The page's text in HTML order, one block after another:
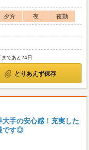
夕方 夜
夜勤
まであと24日
とりあえず保存
大手の安心感！充実した
です◎